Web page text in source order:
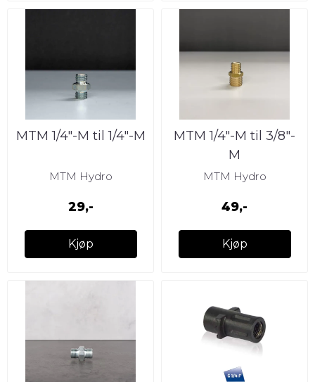
MTM 1/4″-M til 1/4″-M
MTM Hydro
29,-
Kjøp
MTM 1/4″-M til 3/8″-
M
MTM Hydro
49,-
Kjøp